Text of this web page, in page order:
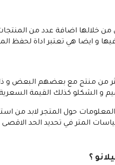
من خلالها اضافة عدد من
و ايضا هي تعتبر اداة لحفظ
اكثر من منتج مع بعضهم البعض و
الشكلو كذلك القيمة
المتر في تحديد الحد
؟